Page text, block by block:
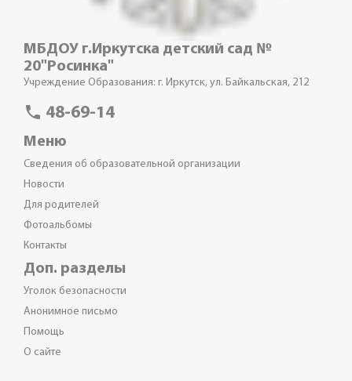
МБДОУ г.Иркутска детский сад №
20"Росинка"
Учреждение Образования: г. Иркутск, ул. Байкальская, 212
phone 48-69-14
Меню
Сведения об образовательной организации
Новости
Для родителей
Фотоальбомы
Контакты
Доп. разделы
Уголок безопасности
Анонимное письмо
Помощь
О сайте